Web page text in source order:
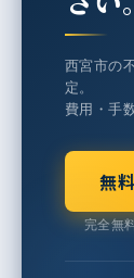
西宮市の
定。
費用・手
無
完全無